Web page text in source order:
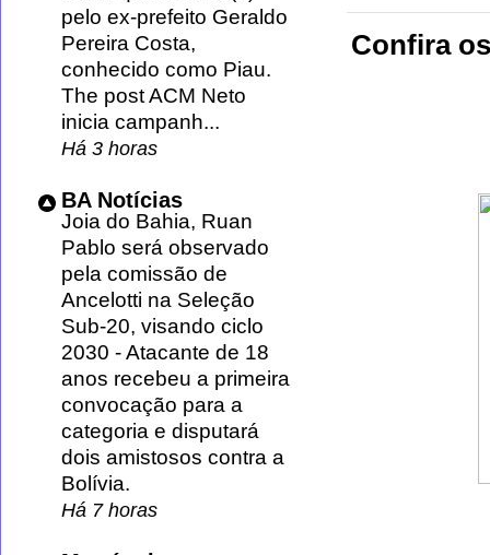
Confira
pelo ex-prefeito Geraldo
Pereira Costa,
conhecido como Piau.
The post ACM Neto
inicia campanh...
Há 3 horas
BA Notícias
Joia do Bahia, Ruan
Pablo será observado
pela comissão de
Ancelotti na Seleção
Sub-20, visando ciclo
2030 -Atacante de 18
anos recebeu a primeira
convocação para a
categoria e disputará
dois amistosos contra a
Bolívia.
Há 7 horas